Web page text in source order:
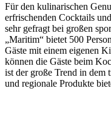
Für den kulinarischen
erfrischenden Cocktails
sehr gefragt bei großen
„Maritim“ bietet 500
Gäste mit einem eigenen
können die Gäste beim
ist der große Trend in dem
und regionale Produkte